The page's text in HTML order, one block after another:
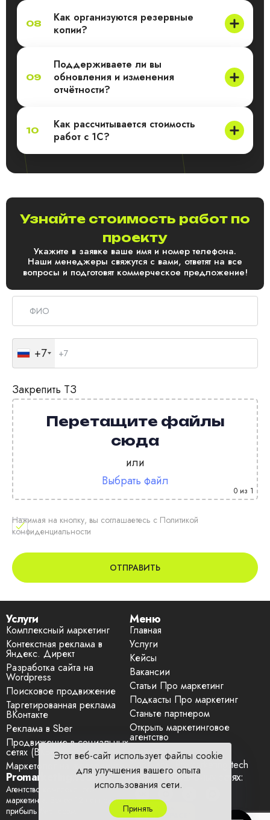
08
Как организуются резервные
копии?
09
Поддерживаете ли вы
обновления и изменения
отчётности?
10
Как рассчитывается стоимость
работ с 1С?
Узнайте стоимость работ по
проекту
Укажите в заявке ваше имя и номер телефона.
Наши менеджеры свяжутся с вами, ответят на все
вопросы и подготовят коммерческое предложение!
+7
Закрепить ТЗ
Перетащите файлы
сюда
или
Выбрать файл
0 из 1
Нажимая на кнопку, вы соглашаетесь с Политикой
конфиденциальности
Услуги
Комплексный маркетинг
Контекстная реклама в
Яндекс. Директ
Разработка сайта на
Wordpress
Поисковое продвижение
Таргетированная реклама
ВКонтакте
Реклама в Sber
Продвижение в социальных
сетях (ВКонтакте)
Маркетолог на аутсорсинге
Меню
Главная
Услуги
Кейсы
Вакансии
Статьи Про маркетинг
Подкасты Про маркетинг
Станьте партнером
Открыть маркетинговое
агентство
Контакты
Партнеры Promarketing.tech
Promarketing.tech
Агентство комплексного
маркетинга. Более 12 лет приносим
прибыль бизнесам.
Мы в социальных сетях:
Этот веб-сайт использует файлы cookie
для улучшения вашего опыта
использования сети.
Принять